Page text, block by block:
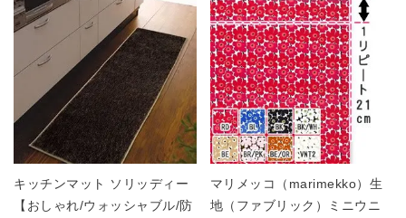
キッチンマット ソリッディー
【おしゃれ/ウォッシャブル/防
マリメッコ（marimekko）生
地（ファブリック）ミニウニ